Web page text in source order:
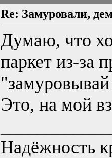
Re: Замуровали,
Думаю, что
паркет из-за
Это, на мой
Надёжность